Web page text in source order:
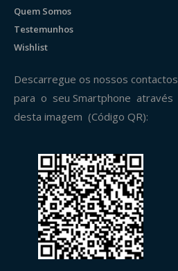
Quem Somos
Testemunhos
Wishlist
Descarregue os nossos contactos
para o seu Smartphone através
desta imagem (Código QR):